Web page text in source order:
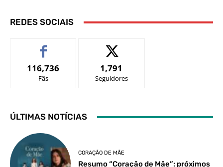
REDES SOCIAIS
116,736
Fãs
1,791
Seguidores
ÚLTIMAS NOTÍCIAS
CORAÇÃO DE MÃE
Resumo “Coração de Mãe”: próximos